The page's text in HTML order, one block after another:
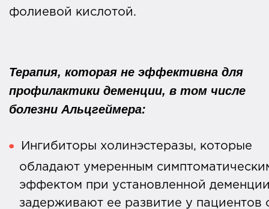
фолиевой кислотой.
Терапия, которая не эффективна для
профилактики деменции, в том числе
болезни Альцгеймера:
Ингибиторы холинэстеразы, которые
обладают умеренным
эффектом при установленной
задерживают ее развитие у пациентов